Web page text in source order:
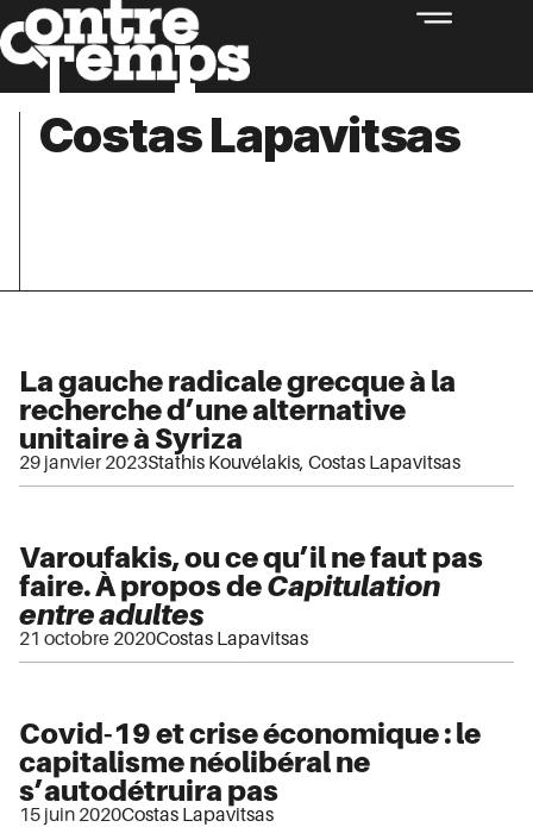
Costas Lapavitsas
La gauche radicale grecque à la
recherche d’une alternative
unitaire à Syriza
29 janvier 2023Stathis Kouvélakis, Costas Lapavitsas
Varoufakis, ou ce qu’il ne faut pas
faire. À propos deCapitulation
entre adultes
21 octobre 2020Costas Lapavitsas
Covid-19 et crise économique : le
capitalisme néolibéral ne
s’autodétruira pas
15 juin 2020Costas Lapavitsas